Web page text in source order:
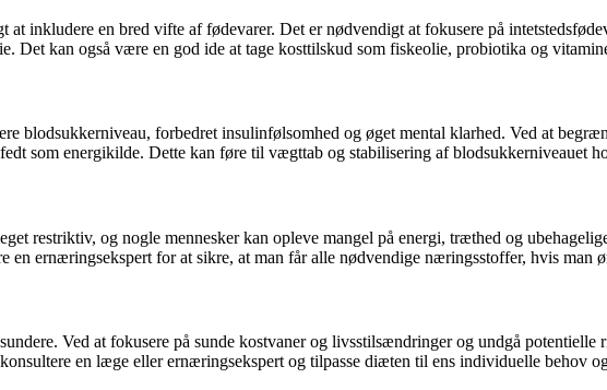
inkludere en bred vifte af fødevarer. Det er nødvendigt at fokusere på
Det kan også være en god ide at tage kosttilskud som fiskeolie, probiotika og
blodsukkerniveau, forbedret insulinfølsomhed og øget mental klarhed. Ved at
som energikilde. Dette kan føre til vægttab og stabilisering af blodsukkerniveauet
restriktiv, og nogle mennesker kan opleve mangel på energi, træthed og
en ernæringsekspert for at sikre, at man får alle nødvendige næringsstoffer, hvis man
Ved at fokusere på sunde kostvaner og livsstilsændringer og undgå
en læge eller ernæringsekspert og tilpasse diæten til ens individuelle behov